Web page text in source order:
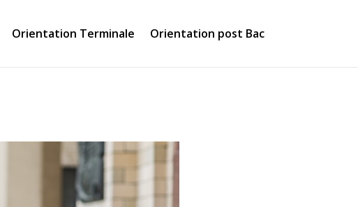
Orientation Terminale Orientation post Bac